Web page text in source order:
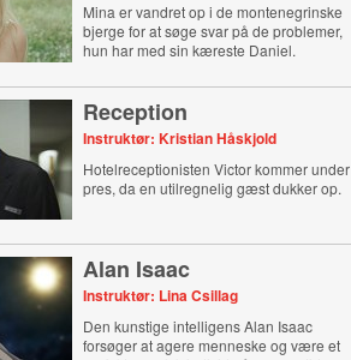
Mina er vandret op i de montenegrinske
bjerge for at søge svar på de problemer,
hun har med sin kæreste Daniel.
Reception
Instruktør: Kristian Håskjold
Hotelreceptionisten Victor kommer under
pres, da en utilregnelig gæst dukker op.
Alan Isaac
Instruktør: Lina Csillag
Den kunstige intelligens Alan Isaac
forsøger at agere menneske og være et